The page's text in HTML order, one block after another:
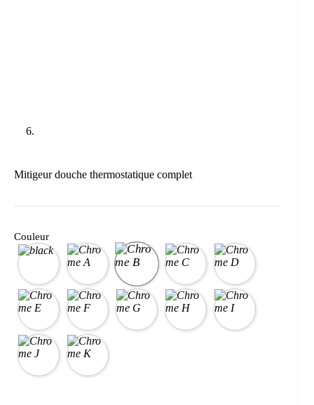
Mitigeur douche thermostatique complet
Couleur